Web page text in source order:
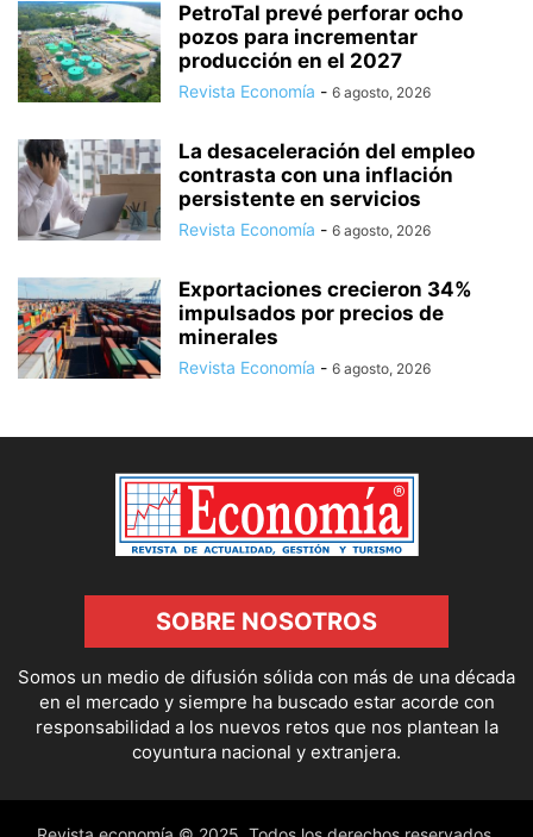
PetroTal prevé perforar ocho
pozos para incrementar
producción en el 2027
Revista Economía - 6 agosto, 2026
La desaceleración del empleo
contrasta con una inflación
persistente en servicios
Revista Economía - 6 agosto, 2026
Exportaciones crecieron 34%
impulsados por precios de
minerales
Revista Economía - 6 agosto, 2026
SOBRE NOSOTROS
Somos un medio de difusión sólida con más de una década
en el mercado y siempre ha buscado estar acorde con
responsabilidad a los nuevos retos que nos plantean la
coyuntura nacional y extranjera.